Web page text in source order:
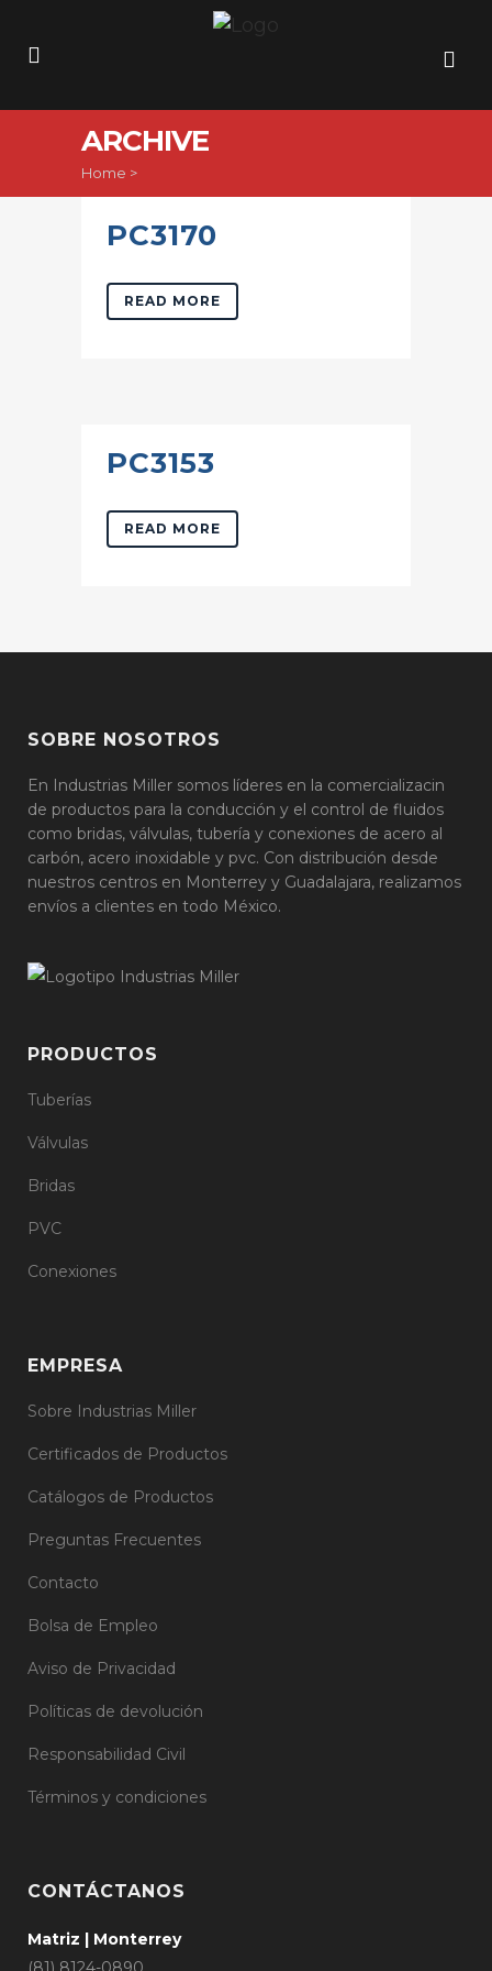
ARCHIVE
Home >
PC3170
READ MORE
PC3153
READ MORE
SOBRE NOSOTROS
En Industrias Miller somos líderes en la comercializacin
de productos para la conducción y el control de fluidos
como bridas, válvulas, tubería y conexiones de acero al
carbón, acero inoxidable y pvc. Con distribución desde
nuestros centros en Monterrey y Guadalajara, realizamos
envíos a clientes en todo México.
PRODUCTOS
Tuberías
Válvulas
Bridas
PVC
Conexiones
EMPRESA
Sobre Industrias Miller
Certificados de Productos
Catálogos de Productos
Preguntas Frecuentes
Contacto
Bolsa de Empleo
Aviso de Privacidad
Políticas de devolución
Responsabilidad Civil
Términos y condiciones
CONTÁCTANOS
Matriz | Monterrey